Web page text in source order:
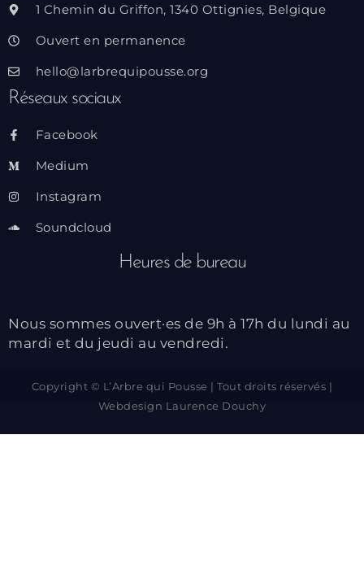
1 Chemin du Griffon, 1340 Ottignies, Belgique
Ouvert en permanence
hello@larbrequipousse.org
Réseaux sociaux
Facebook
Medium
Instagram
Soundcloud
Heures de bureau
Nous sommes ouvert·es de 9h à 17h du lundi au
mardi et du jeudi au vendredi.
Copyright © L’Arbre qui Pousse | Tout droits réservés |
Webdesign Laurence Douchy